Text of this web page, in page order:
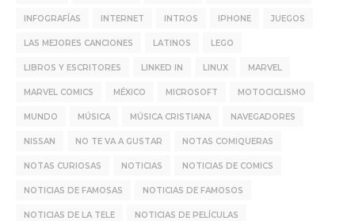
INFOGRAFÍAS INTERNET INTROS IPHONE JUEGOS
LAS MEJORES CANCIONES LATINOS LEGO
LIBROS Y ESCRITORES LINKED IN LINUX MARVEL
MARVEL COMICS MÉXICO MICROSOFT MOTOCICLISMO
MUNDO MÚSICA MÚSICA CRISTIANA NAVEGADORES
NISSAN NO TE VA A GUSTAR NOTAS COMIQUERAS
NOTAS CURIOSAS NOTICIAS NOTICIAS DE COMICS
NOTICIAS DE FAMOSAS NOTICIAS DE FAMOSOS
NOTICIAS DE LA TELE NOTICIAS DE PELÍCULAS